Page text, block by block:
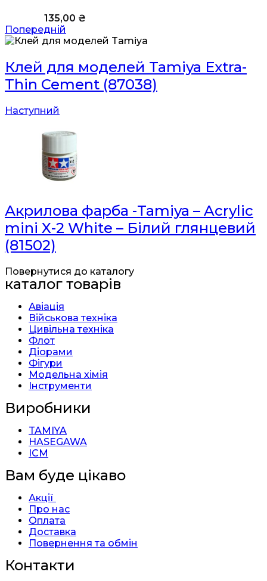
135,00 ₴
Попередній
Клей для моделей Tamiya Extra-
Thin Cement (87038)
Наступний
Акрилова фарба -Tamiya – Acrylic
mini X-2 White – Білий глянцевий
(81502)
Повернутися до каталогу
каталог товарів
Авіація
Військова техніка
Цивільна техніка
Флот
Діорами
Фігури
Модельна хімія
Інструменти
Виробники
TAMIYA
HASEGAWA
ICM
Вам буде цікаво
Акції
Про нас
Оплата
Доставка
Повернення та обмін
Контакти